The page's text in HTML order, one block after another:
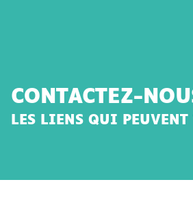
CONTACTEZ-
LES LIENS QUI PEUVENT